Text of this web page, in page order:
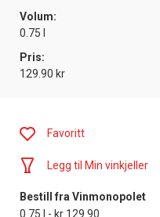
Volum:
0.75 l
Pris:
129.90 kr
Favoritt
Legg til Min vinkjeller
Bestill fra Vinmonopolet
0.75 l - kr 129.90